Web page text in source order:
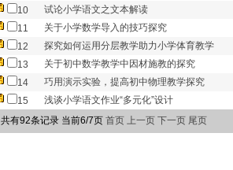
10
试论小学语文之文本解读
11
关于小学数学导入的技巧探究
12
探究如何运用分层教学助力小学体育教学
13
关于初中数学教学中因材施教的探究
14
巧用演示实验，提高初中物理教学探究
15
浅谈小学语文作业“多元化”设计
共有92条记录 当前6/7页 首页 上一页 下一页 尾页